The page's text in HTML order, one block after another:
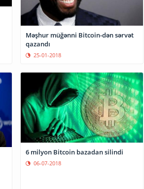
Məşhur müğənni Bitcoin-dən sərvət
qazandı
25-01-2018
6 milyon Bitcoin bazadan silindi
06-07-2018